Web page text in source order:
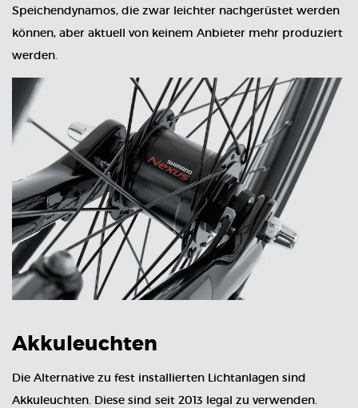
Speichendynamos, die zwar leichter nachgerüstet werden
können, aber aktuell von keinem Anbieter mehr produziert
werden.
Akkuleuchten
Die Alternative zu fest installierten Lichtanlagen sind
Akkuleuchten. Diese sind seit 2013 legal zu verwenden.